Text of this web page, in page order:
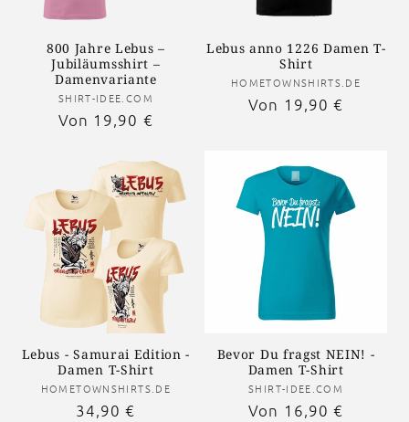
800 Jahre Lebus –
Jubiläumsshirt –
Damenvariante
Anbieter:
SHIRT-IDEE.COM
Normaler
Von 19,90 €
Lebus anno 1226 Damen T-
Shirt
Anbieter:
HOMETOWNSHIRTS.DE
Normaler
Von 19,90 €
Lebus - Samurai Edition -
Damen T-Shirt
Anbieter:
HOMETOWNSHIRTS.DE
Normaler
34,90 €
Bevor Du fragst NEIN! -
Damen T-Shirt
Anbieter:
SHIRT-IDEE.COM
Normaler
Von 16,90 €